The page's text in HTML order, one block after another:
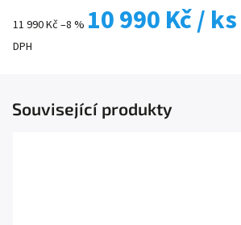
11 990 Kč–8 % 10 990 Kč/ ks
DPH
Související produkty